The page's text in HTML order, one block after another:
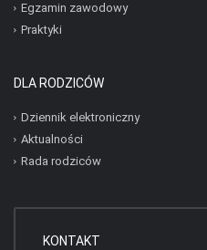
Egzamin zawodowy
Praktyki
DLA RODZICÓW
Dziennik elektroniczny
Aktualności
Rada rodziców
KONTAKT